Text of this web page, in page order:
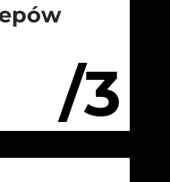
/3